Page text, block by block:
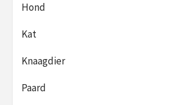
Hond
Kat
Knaagdier
Paard